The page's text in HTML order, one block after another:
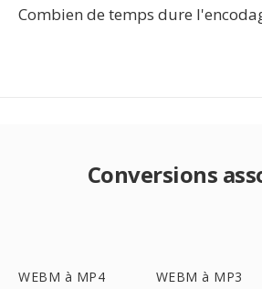
Combien de temps dure
Conversions
WEBM à MP4 WEBM à MP3